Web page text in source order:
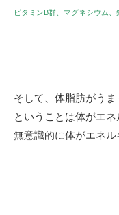
ビタミンB群、マグネシウム、
そして、体脂肪がう
ということは体がエ
無意識的に体がエネル